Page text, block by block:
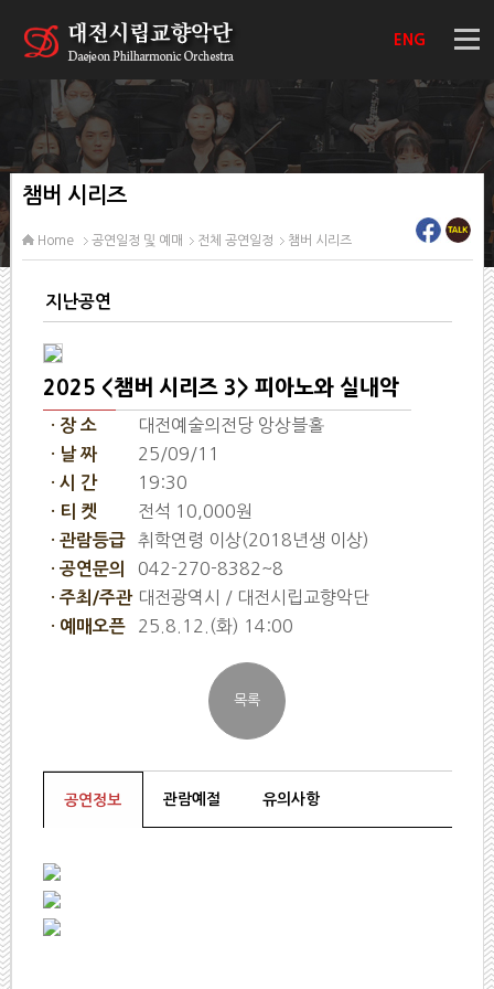
ENG
챔버 시리즈
Home 공연일정 및 예매 전체 공연일정 챔버 시리즈
지난공연
2025 <챔버 시리즈 3> 피아노와 실내악
· 장 소 대전예술의전당 앙상블홀
· 날 짜 25/09/11
· 시 간 19:30
· 티 켓 전석 10,000원
· 관람등급 취학연령 이상(2018년생 이상)
· 공연문의 042-270-8382~8
· 주최/주관 대전광역시 / 대전시립교향악단
· 예매오픈 25.8.12.(화) 14:00
공연정보 관람예절 유의사항